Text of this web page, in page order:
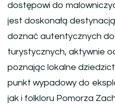
dostępowi do
jest doskonałą
doznać autentycznych
turystycznych, aktywnie
poznając lokalne
punkt wypadowy do
jak i folkloru Pomorza